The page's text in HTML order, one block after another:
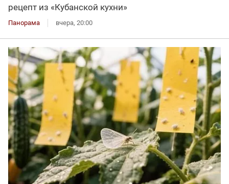
рецепт из «Кубанской кухни»
Панорама вчера, 20:00